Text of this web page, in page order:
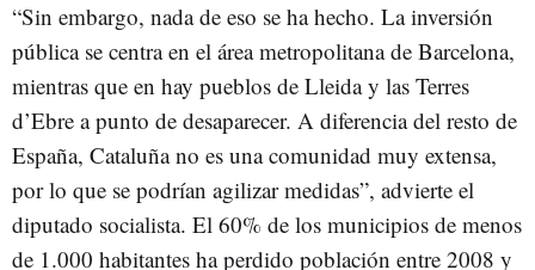
“Sin embargo, nada de eso se ha hecho. La inversión
pública se centra en el área metropolitana de Barcelona,
mientras que en hay pueblos de Lleida y las Terres
d’Ebre a punto de desaparecer. A diferencia del resto de
España, Cataluña no es una comunidad muy extensa,
por lo que se podrían agilizar medidas”, advierte el
diputado socialista. El 60% de los municipios de menos
de 1.000 habitantes ha perdido población entre 2008 y